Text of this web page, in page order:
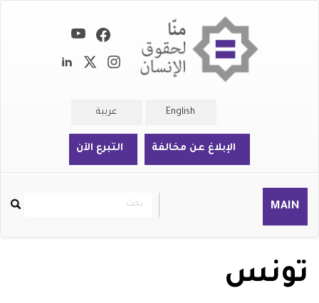
English عربية
الإبلاغ عن مخالفة التبرع الآن
MAIN
Rechercher
بحث
تونس